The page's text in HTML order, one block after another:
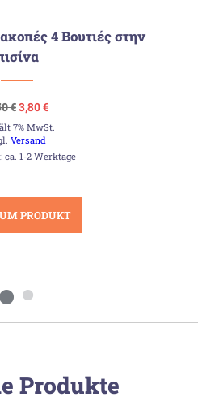
4 Βουτιές στην
€Ursprünglicher
Preis
war:
4,50 €
3,80€Aktueller
ist:
7% MwSt.
Versand
ca. 1-2 Werktage
PRODUKT
Produkte